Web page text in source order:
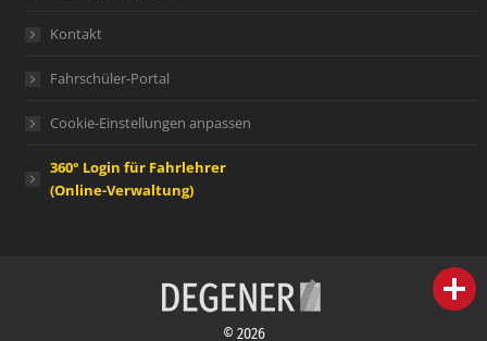
Kontakt
Fahrschüler-Portal
Cookie-Einstellungen anpassen
360° Login für Fahrlehrer
(Online-Verwaltung)
© 2026
person IHR FACHBERATER
campaign